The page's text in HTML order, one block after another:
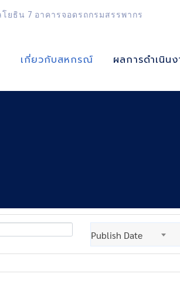
โยธิน 7 อาคารจอดรถกรมสรรพากร
เกี่ยวกับสหกรณ์ ผลการดำเนินง
Publish Date